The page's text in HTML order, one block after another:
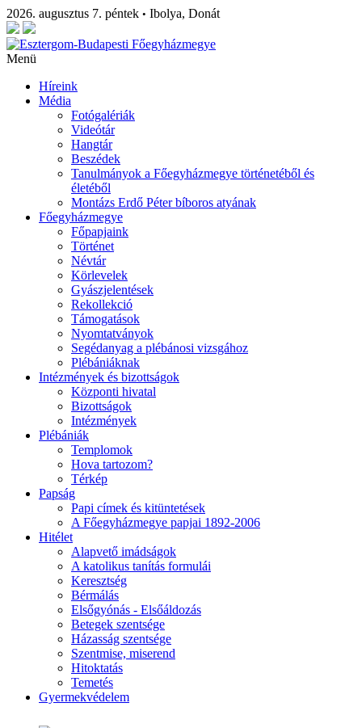
2026. augusztus 7. péntek • Ibolya, Donát
Menü
Híreink
Média
Fotógalériák
Videótár
Hangtár
Beszédek
Tanulmányok a Főegyházmegye történetéből és
életéből
Montázs Erdő Péter bíboros atyának
Főegyházmegye
Főpapjaink
Történet
Névtár
Körlevelek
Gyászjelentések
Rekollekció
Támogatások
Nyomtatványok
Segédanyag a plébánosi vizsgához
Plébániáknak
Intézmények és bizottságok
Központi hivatal
Bizottságok
Intézmények
Plébániák
Templomok
Hova tartozom?
Térkép
Papság
Papi címek és kitüntetések
A Főegyházmegye papjai 1892-2006
Hitélet
Alapvető imádságok
A katolikus tanítás formulái
Keresztség
Bérmálás
Elsőgyónás - Elsőáldozás
Betegek szentsége
Házasság szentsége
Szentmise, miserend
Hitoktatás
Temetés
Gyermekvédelem